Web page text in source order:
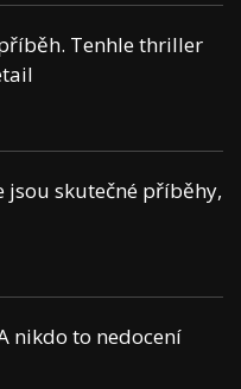
Tenhle thriller
jsou skutečné příběhy,
nikdo to nedocení